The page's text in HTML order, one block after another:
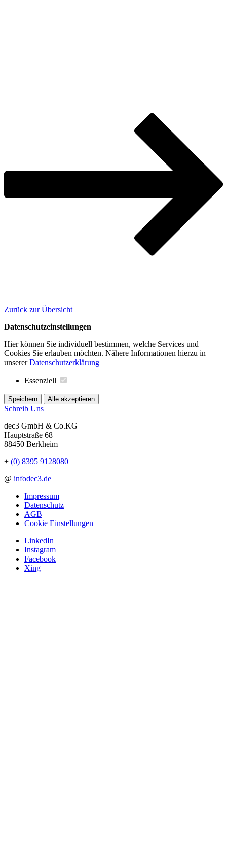
Zurück zur Übersicht
Datenschutzeinstellungen
Hier können Sie individuell bestimmen, welche Services und
Cookies Sie erlauben möchten. Nähere Informationen hierzu in
unsererDatenschutzerklärung
Essenziell
Speichern Alle akzeptieren
Schreib Uns
dec3 GmbH & Co.KG
Hauptstraße 68
88450 Berkheim
+ (0) 8395 9128080
@ infodec3.de
Impressum
Datenschutz
AGB
Cookie Einstellungen
LinkedIn
Instagram
Facebook
Xing